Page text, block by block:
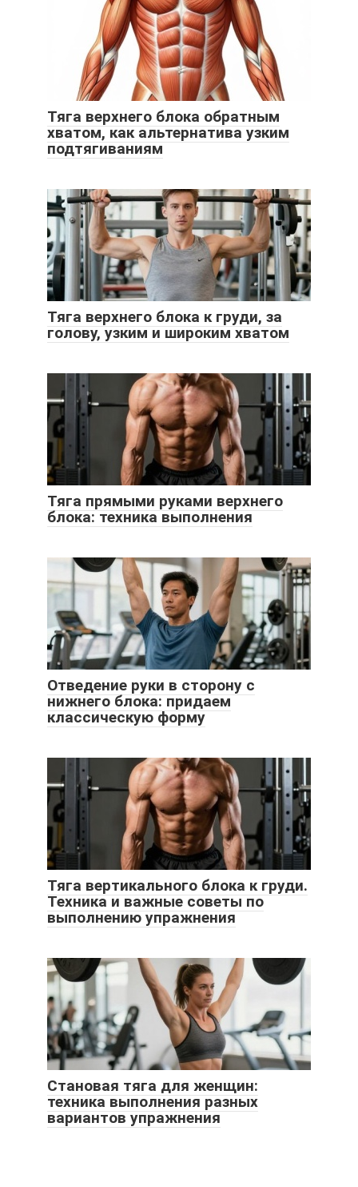
Тяга верхнего блока обратным
хватом, как альтернатива узким
подтягиваниям
Тяга верхнего блока к груди, за
голову, узким и широким хватом
Тяга прямыми руками верхнего
блока: техника выполнения
Отведение руки в сторону с
нижнего блока: придаем
классическую форму
Тяга вертикального блока к груди.
Техника и важные советы по
выполнению упражнения
Становая тяга для женщин:
техника выполнения разных
вариантов упражнения